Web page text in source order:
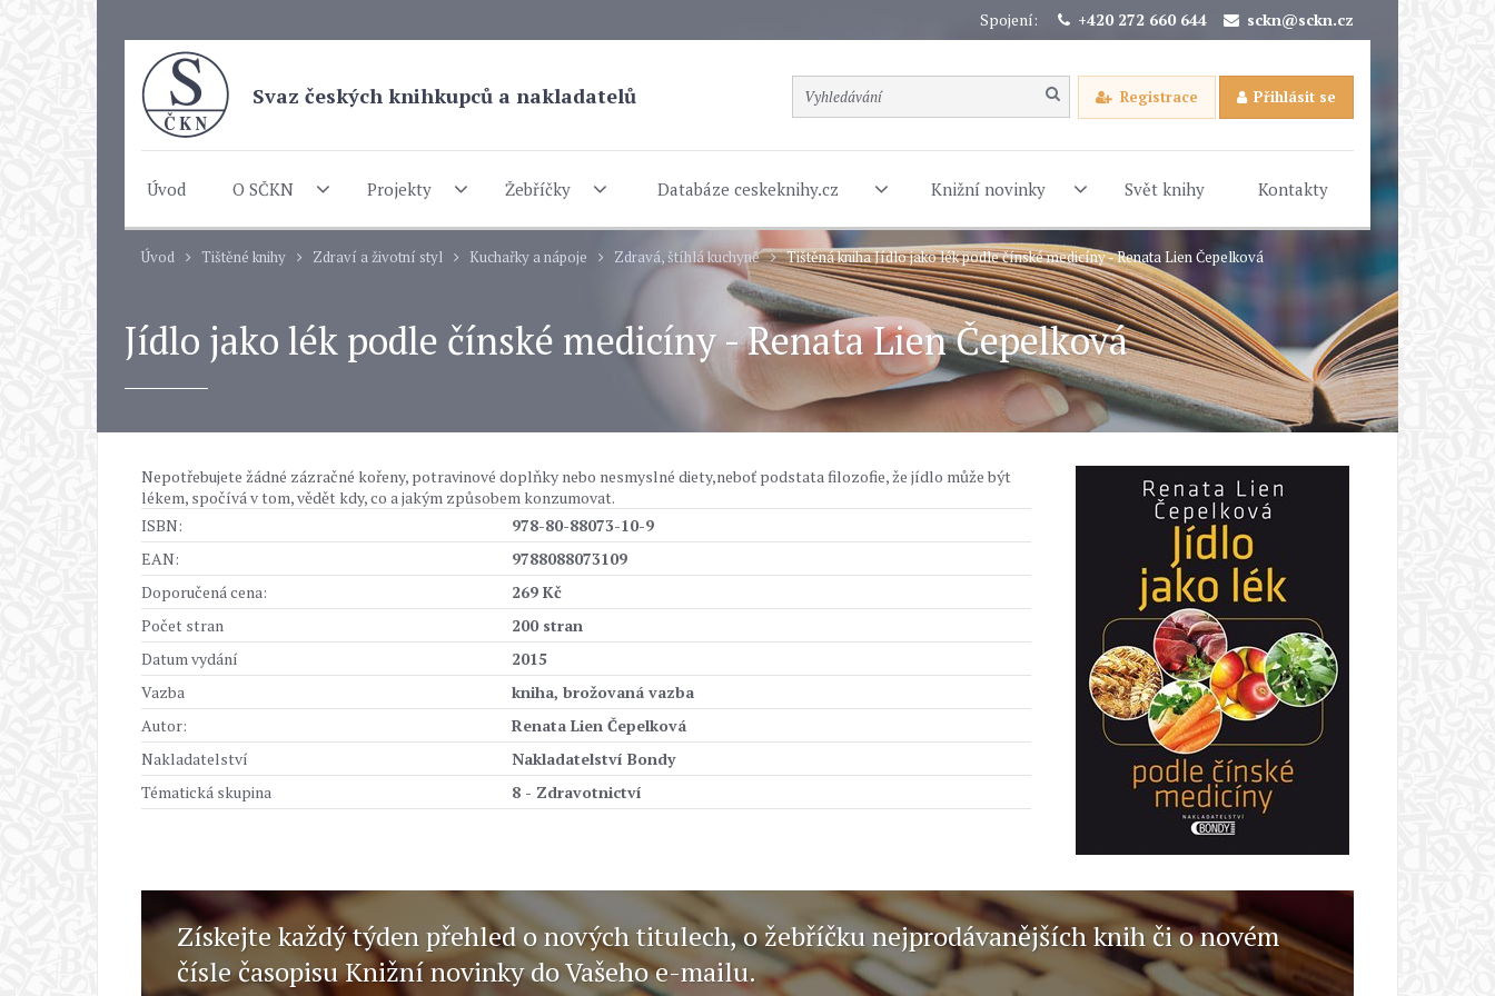
Spojení: +420 272 660 644 sckn@sckn.cz
Svaz českých knihkupců a nakladatelů Registrace Přihlásit se
Úvod O SČKN Projekty Žebříčky Databáze ceskeknihy.cz Knižní novinky Svět knihy Kontakty
Úvod Tištěné knihy Zdraví a životní styl Kuchařky a nápoje Zdravá, štíhlá kuchyně Tištěná kniha Jídlo jako lék podle čínské medicíny - Renata Lien Čepelková
Jídlo jako lék podle čínské medicíny - Renata Lien Čepelková
Nepotřebujete žádné zázračné kořeny, potravinové doplňky nebo nesmyslné diety,neboť podstata filozofie, že jídlo může být
lékem, spočívá v tom, vědět kdy, co a jakým způsobem konzumovat.
ISBN:
978-80-88073-10-9
EAN:
9788088073109
Doporučená cena:
269 Kč
Počet stran
200 stran
Datum vydání
2015
Vazba
kniha, brožovaná vazba
Autor:
Renata Lien Čepelková
Nakladatelství
Nakladatelství Bondy
Tématická skupina
8 - Zdravotnictví
Získejte každý týden přehled o nových titulech, o žebříčku nejprodávanějších knih či o novém
čísle časopisu Knižní novinky do Vašeho e-mailu.